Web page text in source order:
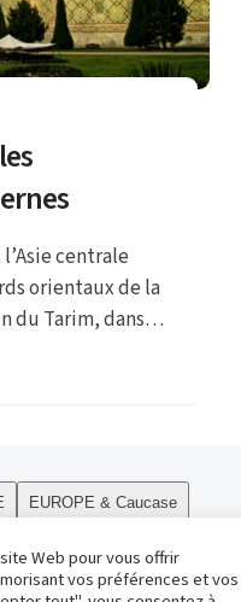
centrale
orientaux de la
du Tarim, dans
sont plutôt
EUROPE & Caucase
Web pour vous offrir
vos préférences et vos